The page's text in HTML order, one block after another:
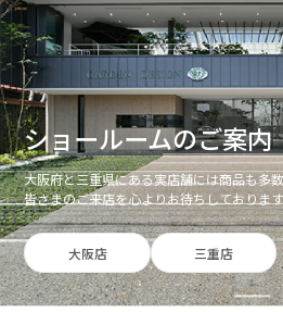
ショールームのご案内
大阪府と三重県にある実店舗には商品も多
皆さまのご来店を心よりお待ちしております
大阪店 三重店